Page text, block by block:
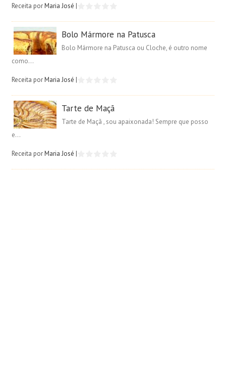
Receita porMaria José |
Bolo Mármore na Patusca
Bolo Mármore na Patusca ou Cloche, é outro nome
como...
Receita porMaria José |
Tarte de Maçã
Tarte de Maçã , sou apaixonada! Sempre que posso
e...
Receita porMaria José |